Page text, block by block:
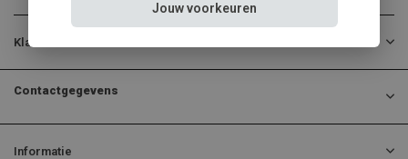
Klantenservice
Contactgegevens
Informatie
Jouw voorkeuren